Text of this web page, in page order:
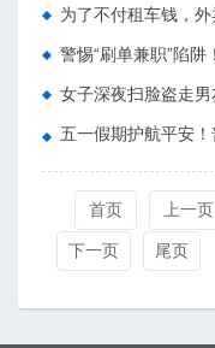
为了不付租车钱，
女子深夜扫脸盗走
首页 上一页
下一页 尾页